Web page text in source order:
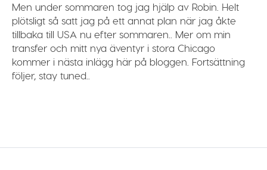
Men under sommaren tog jag hjälp av Robin. Helt
plötsligt så satt jag på ett annat plan när jag åkte
tillbaka till USA nu efter sommaren.. Mer om min
transfer och mitt nya äventyr i stora Chicago
kommer i nästa inlägg här på bloggen. Fortsättning
följer, stay tuned..